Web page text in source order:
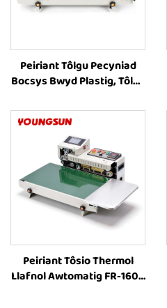
Peiriant Tôlgu Pecyniad
Bocsys Bwyd Plastig, Tôlgu
900C
Peiriant Tôsio Thermol
Llafnol Awtomatig FR-1600